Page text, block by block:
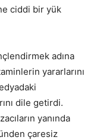
ciddi bir yük
adına
yararlarını
dile getirdi.
yanında
çaresiz